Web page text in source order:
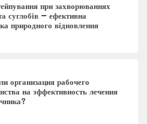
при захворюваннях
суглобів – ефективна
природного відновлення
организация рабочего
на эффективность лечения